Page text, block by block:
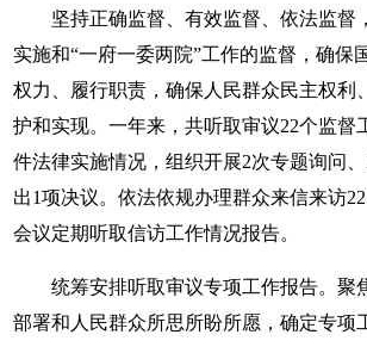
坚持正确监督、有效监督、依法监督
实施和“一府一委两院”工作的监督，确保
权力、履行职责，确保人民群众民主权利
护和实现。一年来，共听取审议22个监督
件法律实施情况，组织开展2次专题询问
出1项决议。依法依规办理群众来信来访
会议定期听取信访工作情况报告。
统筹安排听取审议专项工作报告。聚
部署和人民群众所思所盼所愿，确定专项